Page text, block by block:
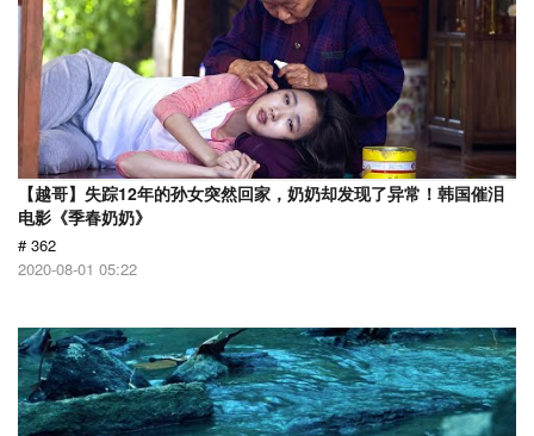
【越哥】失踪12年的孙女突然回家，奶奶却发现了异常！韩国催泪
电影《季春奶奶》
# 362
2020-08-01 05:22